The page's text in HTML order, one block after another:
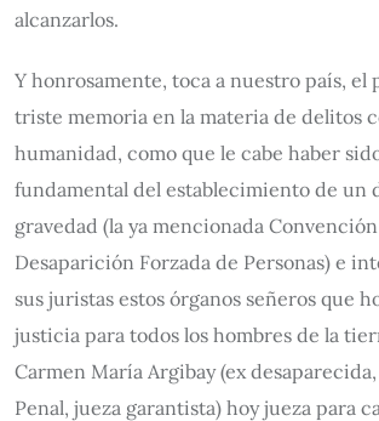
alcanzarlos.
Y honrosamente, toca a nuestro país, el
triste memoria en la materia de delitos
humanidad, como que le cabe haber
fundamental del establecimiento de un
gravedad (la ya mencionada
Desaparición Forzada de Personas) e
sus juristas estos órganos señeros que
justicia para todos los hombres de la
Carmen María Argibay (ex
Penal, jueza garantista) hoy jueza para